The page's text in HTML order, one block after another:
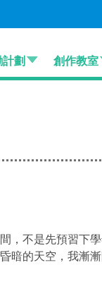
劃 創作教室
，不是先預習下
的天空，我漸